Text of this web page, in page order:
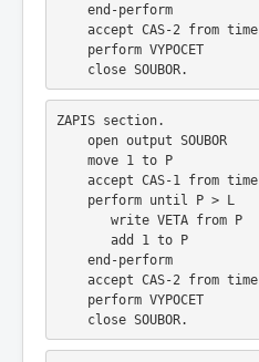
end-perform
accept CAS-2 from time
perform VYPOCET
close SOUBOR.
ZAPIS section.
open output SOUBOR
move 1 to P
accept CAS-1 from time
perform until P > L
write VETA from P
add 1 to P
end-perform
accept CAS-2 from time
perform VYPOCET
close SOUBOR.